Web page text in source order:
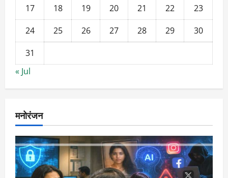
17
18 19 20 21 22
23
24
25 26 27 28 29
30
31
« Jul
मनोरंजन